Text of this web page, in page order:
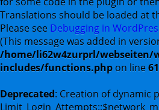
Translations should be loaded at
Please see Debugging in
(This message was added in
/home/li62w4zurprl/webseiten/
includes/functions.php on line
Deprecated: Creation of dynamic